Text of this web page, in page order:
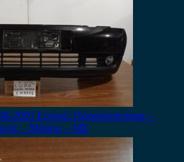
2005 Εμπρός Προφυλακτήρας –
– Μαύρο – ΜΣ